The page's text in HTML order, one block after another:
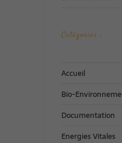
Catégories :
Accueil
Bio-
Documentation
Energies Vitales